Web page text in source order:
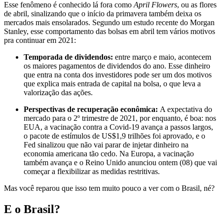
Esse fenômeno é conhecido lá fora como April Flowers, ou as flores
de abril, sinalizando que o início da primavera também deixa os
mercados mais ensolarados. Segundo um estudo recente do Morgan
Stanley, esse comportamento das bolsas em abril tem vários motivos
pra continuar em 2021:
Temporada de dividendos: entre março e maio, acontecem
os maiores pagamentos de dividendos do ano. Esse dinheiro
que entra na conta dos investidores pode ser um dos motivos
que explica mais entrada de capital na bolsa, o que leva a
valorização das ações.
Perspectivas de recuperação econômica: A expectativa do
mercado para o 2º trimestre de 2021, por enquanto, é boa: nos
EUA, a vacinação contra a Covid-19 avança a passos largos,
o pacote de estímulos de US$1,9 trilhões foi aprovado, e o
Fed sinalizou que não vai parar de injetar dinheiro na
economia americana tão cedo. Na Europa, a vacinação
também avança e o Reino Unido anunciou ontem (08) que vai
começar a flexibilizar as medidas restritivas.
Mas você reparou que isso tem muito pouco a ver com o Brasil, né?
E o Brasil?